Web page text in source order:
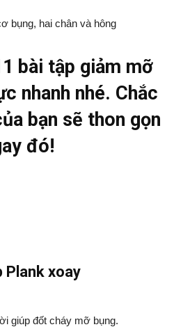
bụng, hai chân và hông
bài tập giảm mỡ
nhanh nhé. Chắc
bạn sẽ thon gọn
đó!
Plank xoay
giúp đốt cháy mỡ bụng.